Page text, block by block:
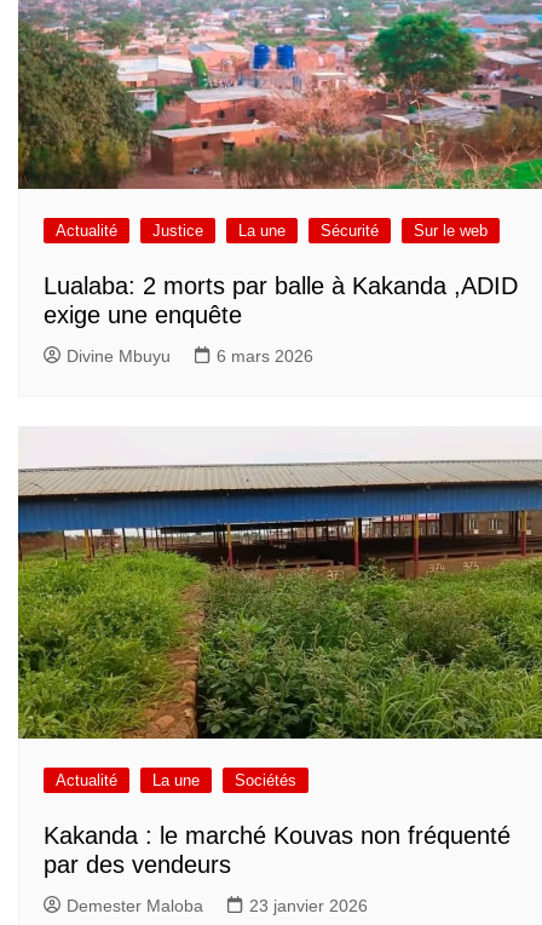
Actualité Justice La une Sécurité Sur le web
Lualaba: 2 morts par balle à Kakanda ,ADID
exige une enquête
Divine Mbuyu 6 mars 2026
Actualité La une Sociétés
Kakanda : le marché Kouvas non fréquenté
par des vendeurs
Demester Maloba 23 janvier 2026